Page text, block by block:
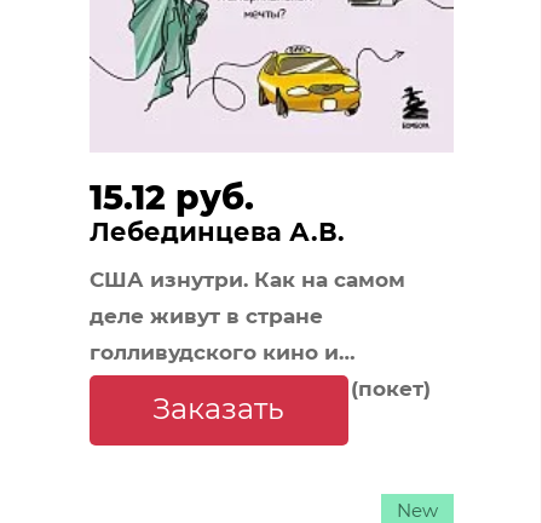
15.12 руб.
Лебединцева А.В.
США изнутри. Как на самом
деле живут в стране
голливудского кино и
американской мечты? (покет)
Заказать
New